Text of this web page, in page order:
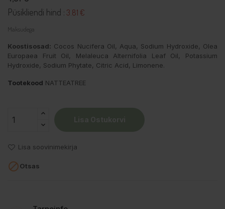
Püsikliendi hind : 3.81 €
Maksudega
Koostisosad: Cocos Nucifera Oil, Aqua, Sodium Hydroxide, Olea
Europaea Fruit Oil, Melaleuca Alternifolia Leaf Oil, Potassium
Hydroxide, Sodium Phytate, Citric Acid, Limonene.
Tootekood NATTEATREE
Lisa soovinimekirja
Otsas